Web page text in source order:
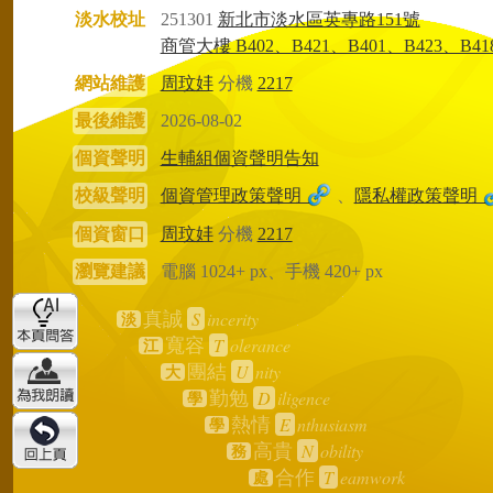
淡水校址 251301 新北市淡水區英專路151號
商管大樓 B402、B421、B401、B423、
網站維護
周玟妦分機 2217
最後維護
2026-08-02
個資聲明
生輔組個資聲明告知
校級聲明
個資管理政策聲明 隱私權政策聲明
個資窗口 周玟妦分機 2217
瀏覽建議
電腦 1024+ px、手機 420+ px
淡 真誠 S incerity
江 寬容 T olerance
大 團結 U nity
學 勤勉 D iligence
學 熱情 E nthusiasm
務 高貴 N obility
處 合作 T eamwork